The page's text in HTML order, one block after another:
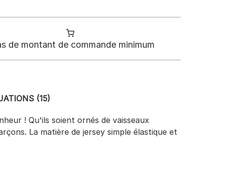
de montant de commande minimum
! Qu'ils soient ornés de vaisseaux
La matière de jersey simple élastique et
(15)